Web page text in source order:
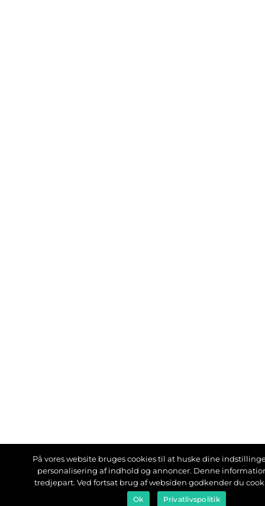
På vores website bruges cookies til at huske dine
personalisering af indhold og annoncer. Denne
tredjepart. Ved fortsat brug af websiden godkender du
Ok Privatlivspolitik